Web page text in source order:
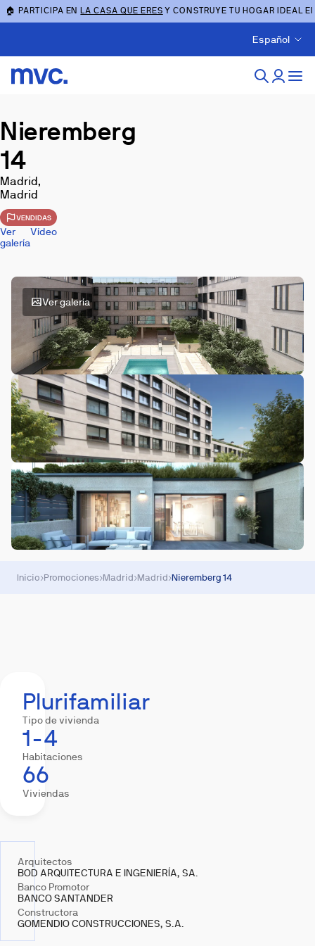
🏠 PARTICIPA ENLA CASA QUE ERES Y CONSTRUYE TU HOGAR IDEAL
Español
Nieremberg
14
Madrid,
Madrid
VENDIDAS
Ver
galería
Vídeo
Ver galería
Inicio›Promociones›Madrid›Madrid›Nieremberg 14
Plurifamiliar
Tipo de vivienda
1-4
Habitaciones
66
Viviendas
Arquitectos
BOD ARQUITECTURA E INGENIERÍA, SA.
Banco Promotor
BANCO SANTANDER
Constructora
GOMENDIO CONSTRUCCIONES, S.A.